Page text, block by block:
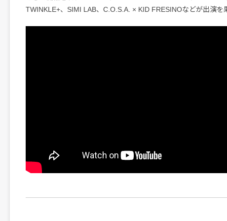
TWINKLE+、SIMI LAB、C.O.S.A. × KID FRESINOなどが出演を